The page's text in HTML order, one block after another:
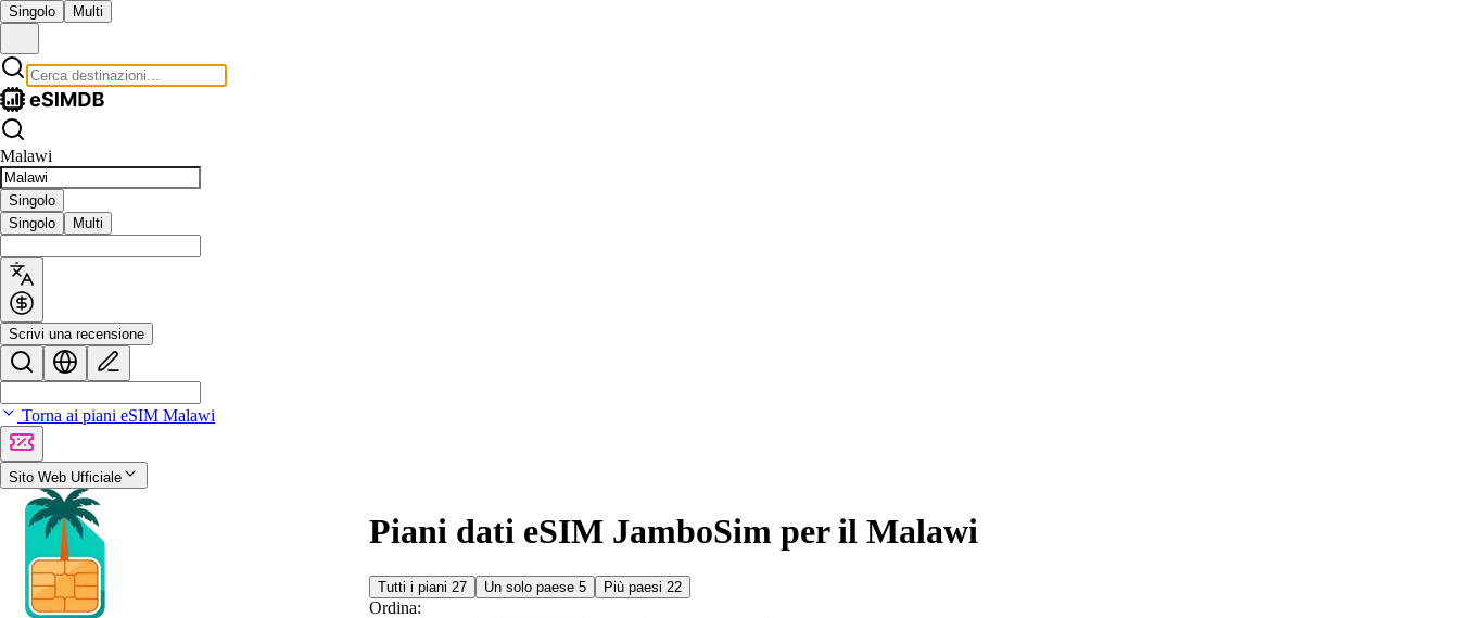
Singolo Multi
Malawi
Singolo
Singolo
Multi
Scrivi una recensione
Torna ai piani eSIM Malawi
Sito Web Ufficiale
Piani dati eSIM JamboSim per il Malawi
Tutti i piani 27 Un solo paese 5 Più paesi 22
Ordina: